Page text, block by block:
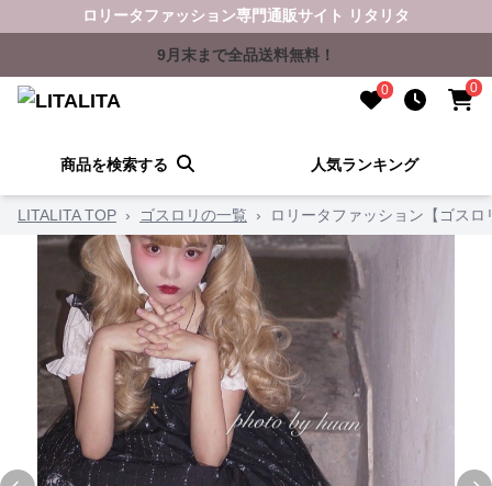
ロリータファッション専門通販サイト リタリタ
9月末まで全品送料無料！
0 0
商品を検索する 人気ランキング
LITALITA TOP › ゴスロリの一覧 › ロリータファッション【ゴス